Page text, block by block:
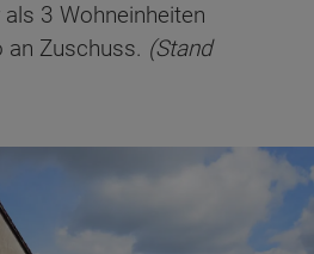
3 Wohneinheiten
an Zuschuss. (Stand